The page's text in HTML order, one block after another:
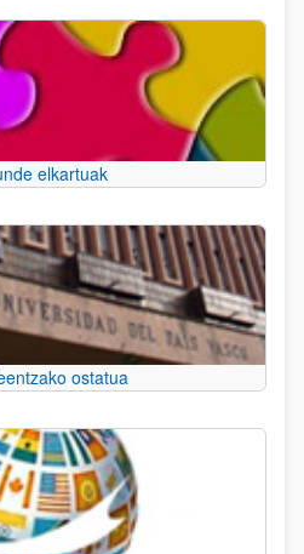
elkartuak
ostatua